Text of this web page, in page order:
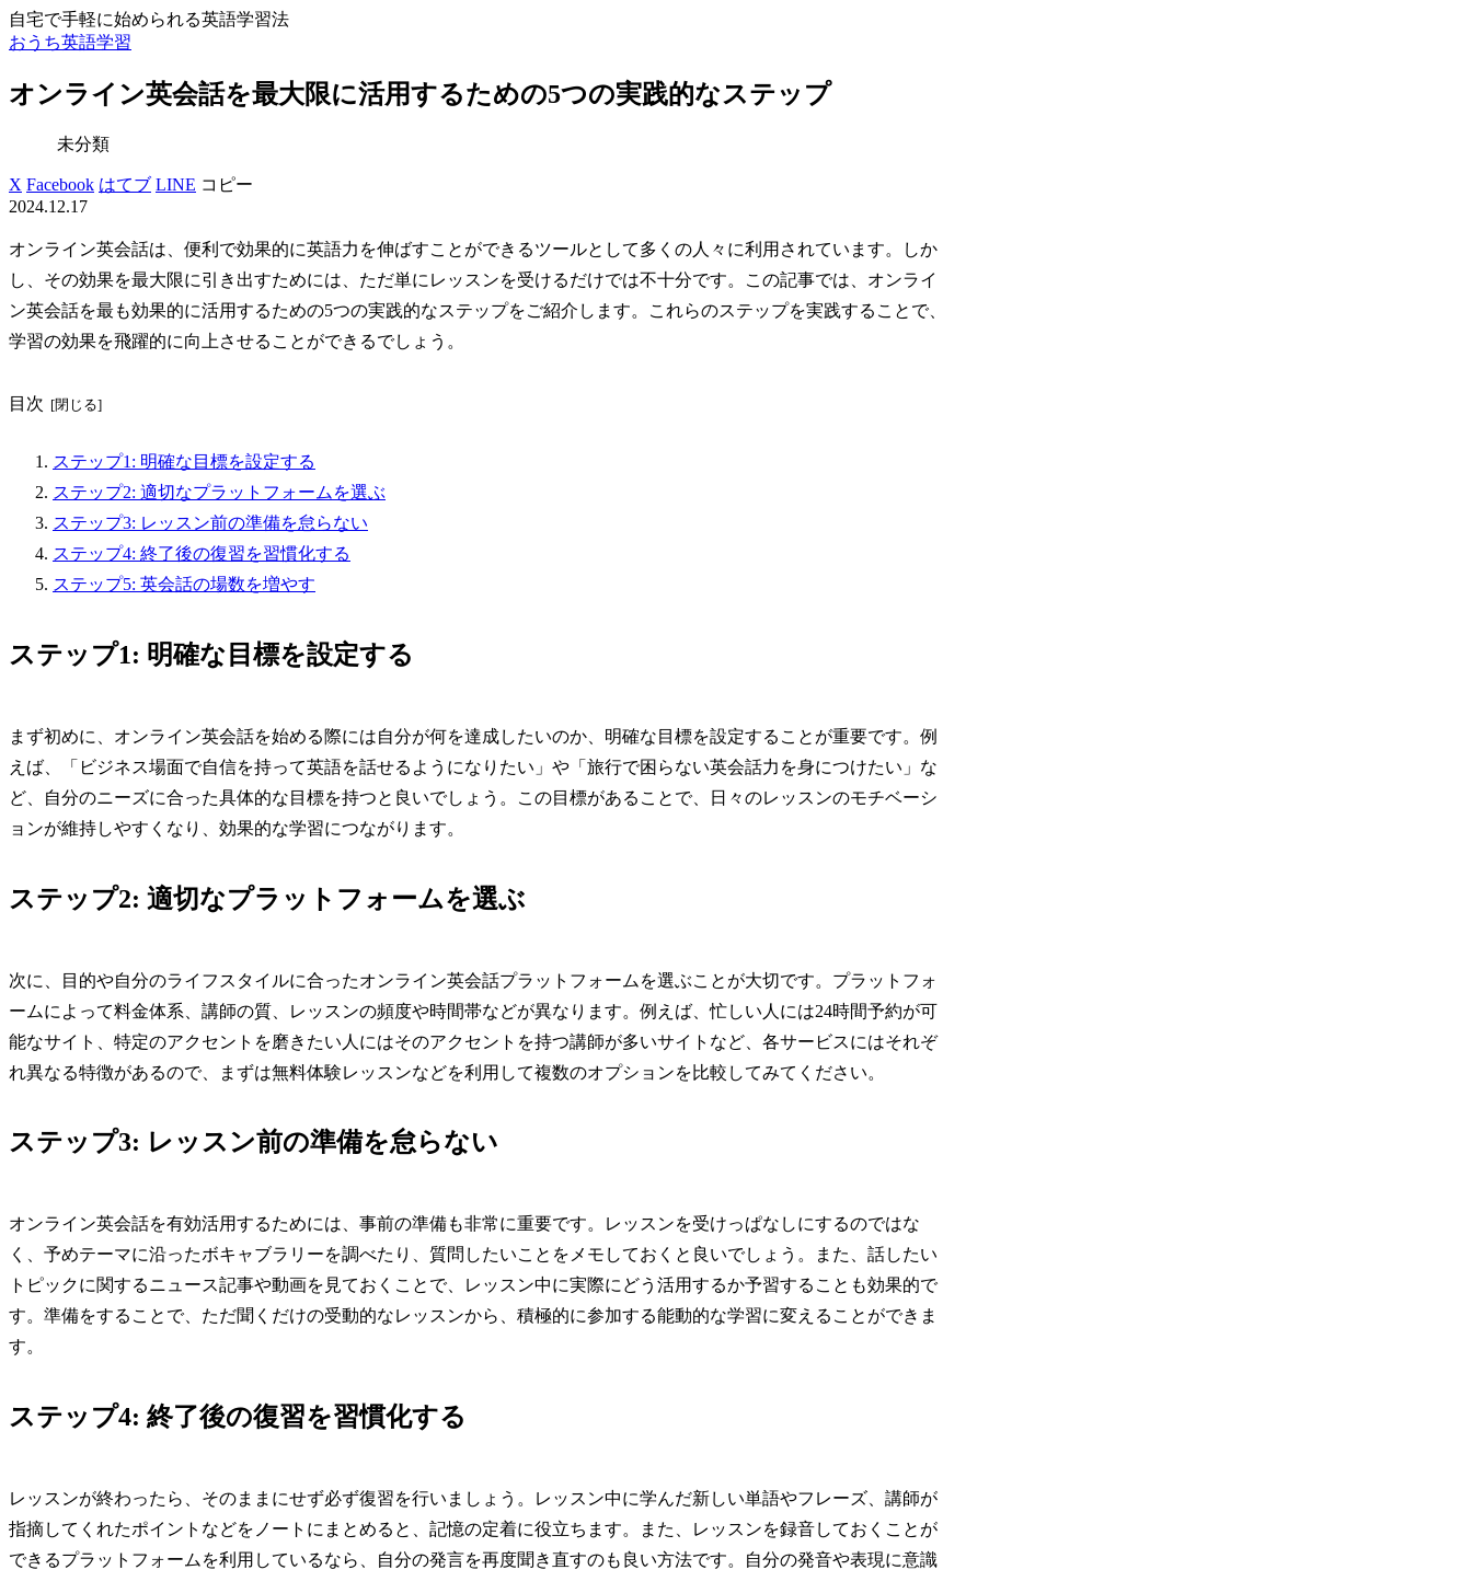
自宅で手軽に始められる英語学習法
おうち英語学習
オンライン英会話を最大限に活用するための5つの実践的なステップ
未分類
X Facebook はてブ LINE コピー
2024.12.17
オンライン英会話は、便利で効果的に英語力を伸ばすことができるツールとして多くの人々に利用されています。しか
し、その効果を最大限に引き出すためには、ただ単にレッスンを受けるだけでは不十分です。この記事では、オンライ
ン英会話を最も効果的に活用するための5つの実践的なステップをご紹介します。これらのステップを実践することで、
学習の効果を飛躍的に向上させることができるでしょう。
目次
ステップ1: 明確な目標を設定する
ステップ2: 適切なプラットフォームを選ぶ
ステップ3: レッスン前の準備を怠らない
ステップ4: 終了後の復習を習慣化する
ステップ5: 英会話の場数を増やす
ステップ1: 明確な目標を設定する
まず初めに、オンライン英会話を始める際には自分が何を達成したいのか、明確な目標を設定することが重要です。例
えば、「ビジネス場面で自信を持って英語を話せるようになりたい」や「旅行で困らない英会話力を身につけたい」な
ど、自分のニーズに合った具体的な目標を持つと良いでしょう。この目標があることで、日々のレッスンのモチベーシ
ョンが維持しやすくなり、効果的な学習につながります。
ステップ2: 適切なプラットフォームを選ぶ
次に、目的や自分のライフスタイルに合ったオンライン英会話プラットフォームを選ぶことが大切です。プラットフォ
ームによって料金体系、講師の質、レッスンの頻度や時間帯などが異なります。例えば、忙しい人には24時間予約が可
能なサイト、特定のアクセントを磨きたい人にはそのアクセントを持つ講師が多いサイトなど、各サービスにはそれぞ
れ異なる特徴があるので、まずは無料体験レッスンなどを利用して複数のオプションを比較してみてください。
ステップ3: レッスン前の準備を怠らない
オンライン英会話を有効活用するためには、事前の準備も非常に重要です。レッスンを受けっぱなしにするのではな
く、予めテーマに沿ったボキャブラリーを調べたり、質問したいことをメモしておくと良いでしょう。また、話したい
トピックに関するニュース記事や動画を見ておくことで、レッスン中に実際にどう活用するか予習することも効果的で
す。準備をすることで、ただ聞くだけの受動的なレッスンから、積極的に参加する能動的な学習に変えることができま
す。
ステップ4: 終了後の復習を習慣化する
レッスンが終わったら、そのままにせず必ず復習を行いましょう。レッスン中に学んだ新しい単語やフレーズ、講師が
指摘してくれたポイントなどをノートにまとめると、記憶の定着に役立ちます。また、レッスンを録音しておくことが
できるプラットフォームを利用しているなら、自分の発言を再度聞き直すのも良い方法です。自分の発音や表現に意識